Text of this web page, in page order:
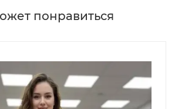
понравиться